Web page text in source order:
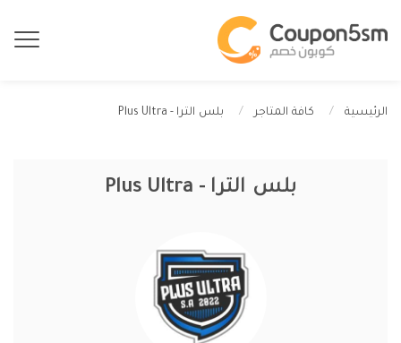
الرئيسية كافة المتاجر بلس الترا - Plus Ultra
بلس الترا - Plus Ultra